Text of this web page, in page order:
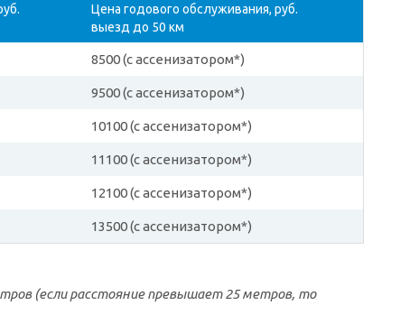
Цена годового обслуживания, руб.
выезд до 50 км
8500 (с ассенизатором*)
9500 (с ассенизатором*)
10100 (с ассенизатором*)
11100 (с ассенизатором*)
12100 (с ассенизатором*)
13500 (с ассенизатором*)
(если расстояние превышает 25 метров, то